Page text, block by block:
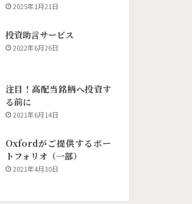
2025年1月21日
投資助言サービス
2022年6月26日
注目！高配当銘柄へ投資す
る前に
2021年6月14日
Oxfordがご提供するポー
トフォリオ（一部）
2021年4月30日